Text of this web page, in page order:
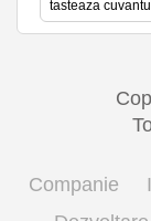
Companie